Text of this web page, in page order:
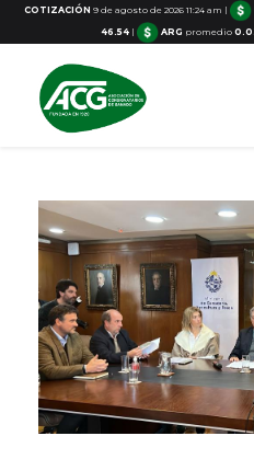
COTIZACIÓN 9 de agosto de 2026 11:24 am |
46.54 | ARG promedio